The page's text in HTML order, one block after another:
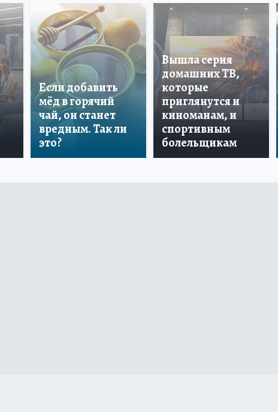
Если добавить
мёд в горячий
чай, он станет
вредным. Так ли
это?
Вышла серия
домашних ТВ,
которые
приглянутся и
киноманам, и
спортивным
болельщикам